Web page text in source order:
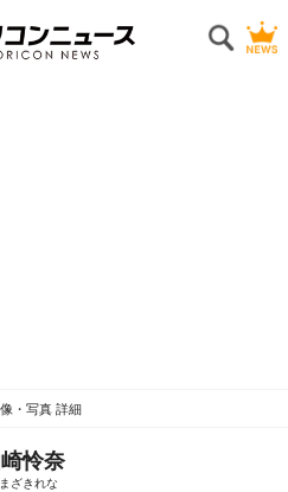
・写真 詳細
怜奈
きれな